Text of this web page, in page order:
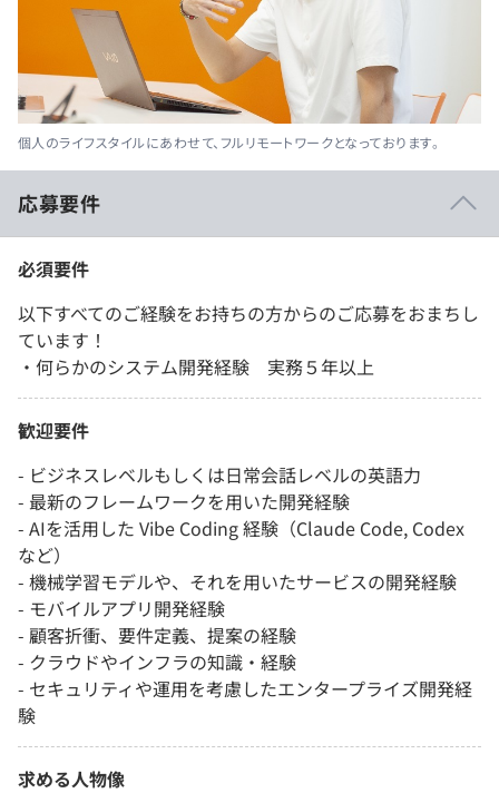
個人のライフスタイルにあわせて、フルリモートワークとなっております。
応募要件
必須要件
以下すべてのご経験をお持ちの方からのご応募をおまちし
ています！
・何らかのシステム開発経験 実務５年以上
歓迎要件
- ビジネスレベルもしくは日常会話レベルの英語力
- 最新のフレームワークを用いた開発経験
- AIを活用した Vibe Coding 経験（Claude Code, Codex
など）
- 機械学習モデルや、それを用いたサービスの開発経験
- モバイルアプリ開発経験
- 顧客折衝、要件定義、提案の経験
- クラウドやインフラの知識・経験
- セキュリティや運用を考慮したエンタープライズ開発経
験
求める人物像